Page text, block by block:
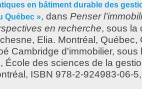
en bâtiment durable des
Québec », dans Penser
en recherche, sous la
Elia. Montréal, Québec,
Cambridge d'immobilier, sous
École des sciences de la
ISBN 978-2-924983-06-